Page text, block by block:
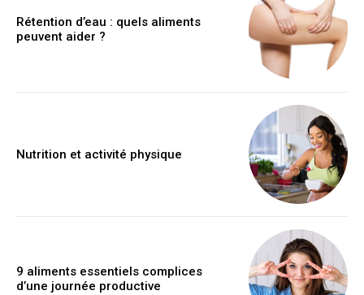
Rétention d’eau : quels aliments
peuvent aider ?
Nutrition et activité physique
9 aliments essentiels complices
d’une journée productive